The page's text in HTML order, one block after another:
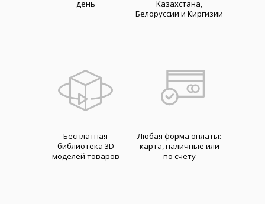
день
Казахстана,
Белоруссии и Киргизии
Бесплатная
библиотека 3D
моделей товаров
Любая форма оплаты:
карта, наличные или
по счету